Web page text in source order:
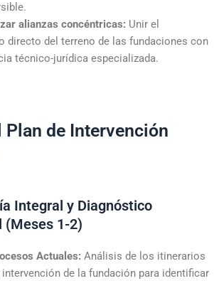
alianzas concéntricas: Unir el
directo del terreno de las fundaciones con
técnico-jurídica especializada.
Plan de Intervención
Integral y Diagnóstico
(Meses 1-2)
Actuales: Análisis de los itinerarios
de la fundación para identificar